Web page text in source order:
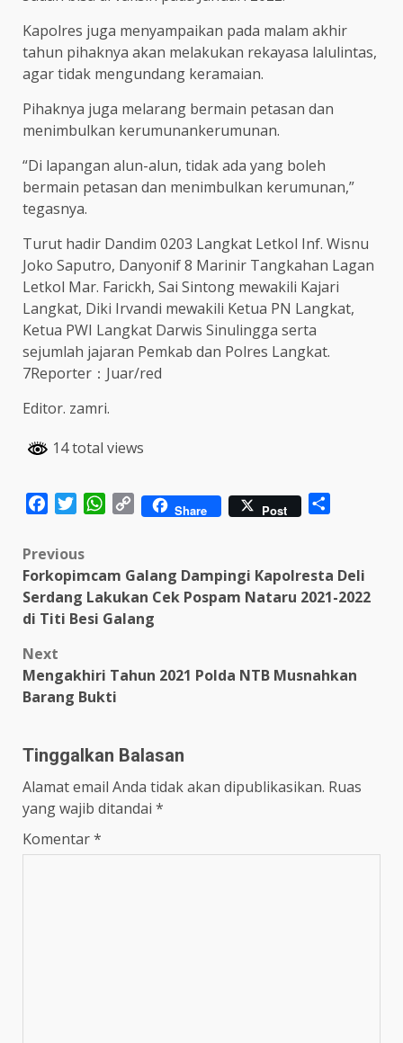
Kapolres juga menyampaikan pada malam akhir
tahun pihaknya akan melakukan rekayasa lalulintas,
agar tidak mengundang keramaian.
Pihaknya juga melarang bermain petasan dan
menimbulkan kerumunankerumunan.
“Di lapangan alun-alun, tidak ada yang boleh
bermain petasan dan menimbulkan kerumunan,”
tegasnya.
Turut hadir Dandim 0203 Langkat Letkol Inf. Wisnu
Joko Saputro, Danyonif 8 Marinir Tangkahan Lagan
Letkol Mar. Farickh, Sai Sintong mewakili Kajari
Langkat, Diki Irvandi mewakili Ketua PN Langkat,
Ketua PWI Langkat Darwis Sinulingga serta
sejumlah jajaran Pemkab dan Polres Langkat.
7Reporter：Juar/red
Editor. zamri.
14 total views
FacebookTwitterWhatsApp
Copy Share Post
Post
navigation
Previous
Forkopimcam Galang Dampingi Kapolresta Deli
Serdang Lakukan Cek Pospam Nataru 2021-2022
di Titi Besi Galang
Next
Mengakhiri Tahun 2021 Polda NTB Musnahkan
Barang Bukti
Tinggalkan Balasan
Alamat email Anda tidak akan dipublikasikan. Ruas
yang wajib ditandai *
Komentar*